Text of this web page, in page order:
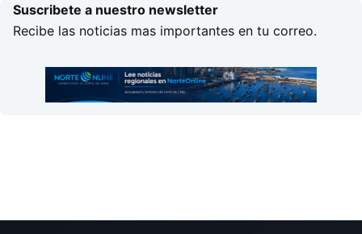
Suscribete a nuestro newsletter
Recibe las noticias mas importantes en tu correo.